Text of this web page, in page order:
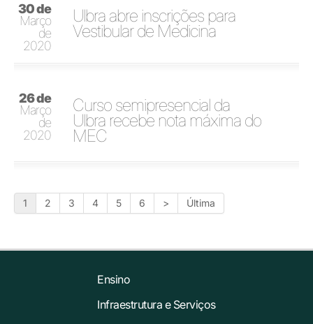
30 de
Março
de
2020
Ulbra abre inscrições para
Vestibular de Medicina
26 de
Março
de
2020
Curso semipresencial da
Ulbra recebe nota máxima do
MEC
1 2 3 4 5 6 > Última
Ensino
Infraestrutura e Serviços